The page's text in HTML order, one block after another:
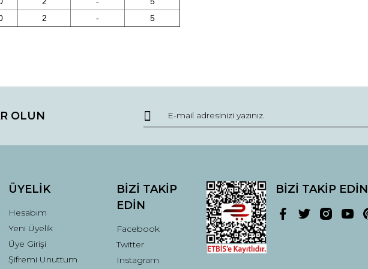
2 - 5
Yorum Yaz
Gönder
OLUN
ÜYELİK
Hesabım
Yeni Üyelik
Üye Girişi
Şifremi Unuttum
BİZİ TAKİP
EDİN
Facebook
Twitter
Instagram
BİZİ TAKİP EDİN